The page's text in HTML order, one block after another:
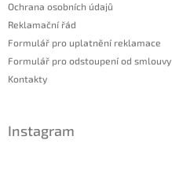
Ochrana osobních údajů
Reklamační řád
Formulář pro uplatnění reklamace
Formulář pro odstoupení od smlouvy
Kontakty
Instagram